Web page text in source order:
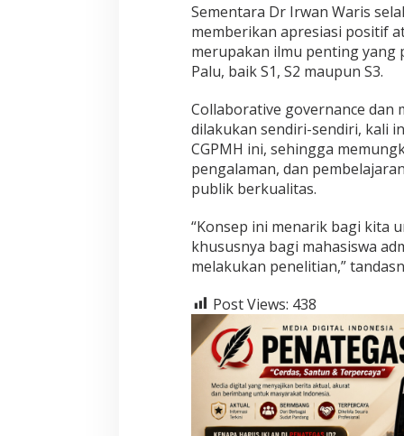
Sementara Dr Irwan Waris
memberikan apresiasi positif
merupakan ilmu penting yang
Palu, baik S1, S2 maupun S3.
Collaborative governance dan
dilakukan sendiri-sendiri, kali
CGPMH ini, sehingga
pengalaman, dan
publik berkualitas.
“Konsep ini menarik bagi kita
khususnya bagi mahasiswa
melakukan penelitian,”
Post Views: 438